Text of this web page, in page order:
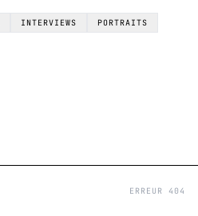
INTERVIEWS PORTRAITS
ERREUR 404